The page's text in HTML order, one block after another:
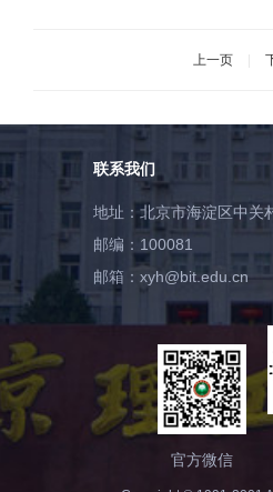
上一页 |
联系我们
地址：北京市海淀区中关
邮编：100081
邮箱：xyh@bit.edu.cn
官方微信